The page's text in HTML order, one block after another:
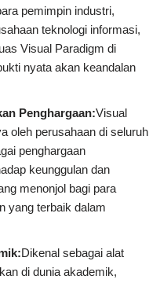
pemimpin industri,
teknologi informasi,
Visual Paradigm di
nyata akan keandalan
Penghargaan:Visual
oleh perusahaan di seluruh
penghargaan
keunggulan dan
menonjol bagi para
yang terbaik dalam
Dikenal sebagai alat
di dunia akademik,